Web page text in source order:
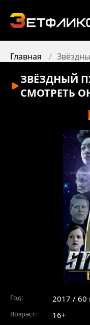
Главная
ЗВЁЗДНЫЙ
СМОТРЕТЬ
Год: 2017 / 60
Возраст: 16+